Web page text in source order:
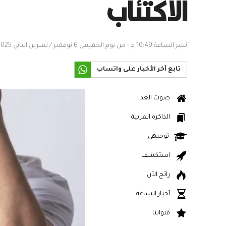
نُشر الساعة 10:49 م - من يوم الخميس 6 نوفمبر / تشرين الثاني 2025
تابع آخر الأخبار على واتساب
صوت الغد
الذاكرة العربية
توجيهي
استكشف
رائج الآن
أخبار الساعة
قنواتنا